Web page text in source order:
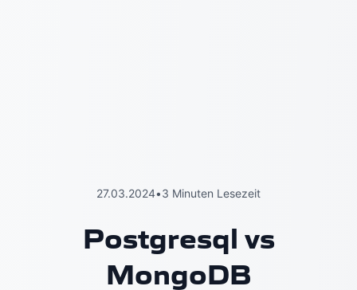
27.03.2024•3 Minuten Lesezeit
Postgresql vs
MongoDB